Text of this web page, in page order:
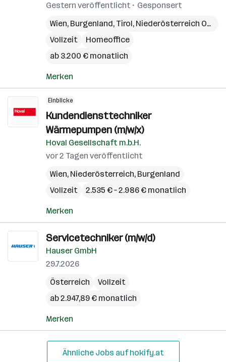
Gestern veröffentlicht
Gesponsert
Wien, Burgenland, Tirol, Niederösterreich Ost
Vollzeit
Homeoffice
ab 3.200 € monatlich
Merken
Einblicke
Kundendiensttechniker
Wärmepumpen (m/w/x)
Hoval Gesellschaft m.b.H.
vor 2 Tagen veröffentlicht
Wien, Niederösterreich, Burgenland
Vollzeit
2.535 € – 2.986 € monatlich
Merken
Servicetechniker (m/w/d)
Hauser GmbH
29.7.2026
Österreich
Vollzeit
ab 2.947,89 € monatlich
Merken
Ähnliche Jobs auf hokify.at